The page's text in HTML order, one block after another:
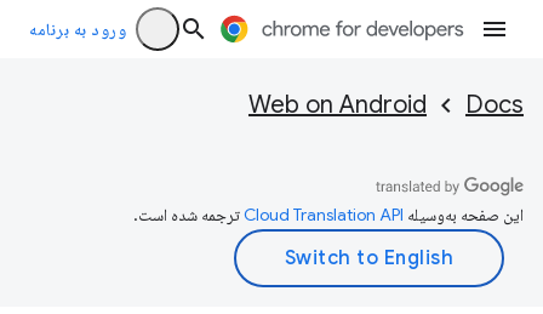
ورود به برنامه
Docs
Web on Android
این صفحه به‌وسیله ترجمه شده است.